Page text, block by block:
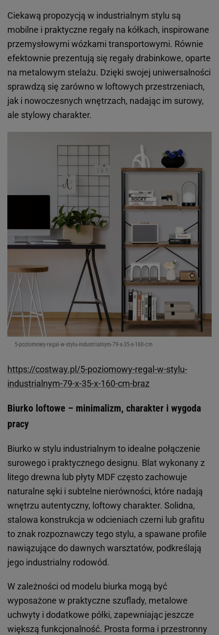
Ciekawą propozycją w industrialnym stylu są
mobilne i praktyczne regały na kółkach, inspirowane
przemysłowymi wózkami transportowymi. Równie
efektownie prezentują się regały drabinkowe, oparte
na metalowym stelażu. Dzięki swojej uniwersalności
sprawdzą się zarówno w loftowych przestrzeniach,
jak i nowoczesnych wnętrzach, nadając im surowy,
ale stylowy charakter.
5-poziomowy-regal-w-stylu-industrialnym-79-x-35-x-160-cm
https://costway.pl/5-poziomowy-regal-w-stylu-
industrialnym-79-x-35-x-160-cm-braz
Biurko loftowe – minimalizm, charakter i wygoda
pracy
Biurko w stylu industrialnym to idealne połączenie
surowego i praktycznego designu. Blat wykonany z
litego drewna lub płyty MDF często zachowuje
naturalne sęki i subtelne nierówności, które nadają
wnętrzu autentyczny, loftowy charakter. Solidna,
stalowa konstrukcja w odcieniach czerni lub grafitu
to znak rozpoznawczy tego stylu, a spawane profile
nawiązujące do dawnych warsztatów, podkreślają
jego industrialny rodowód.
W zależności od modelu biurka mogą być
wyposażone w praktyczne szuflady, metalowe
uchwyty i dodatkowe półki, zapewniając jeszcze
większą funkcjonalność. Prosta forma i przestronny